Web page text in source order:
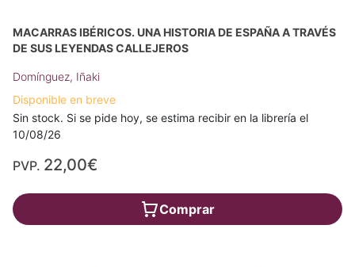
MACARRAS IBÉRICOS. UNA HISTORIA DE ESPAÑA A TRAVÉS
DE SUS LEYENDAS CALLEJEROS
Domínguez, Iñaki
Disponible en breve
Sin stock. Si se pide hoy, se estima recibir en la librería el
10/08/26
PVP. 22,00€
Comprar